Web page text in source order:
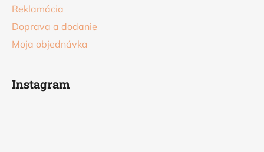
Reklamácia
Doprava a dodanie
Moja objednávka
Instagram